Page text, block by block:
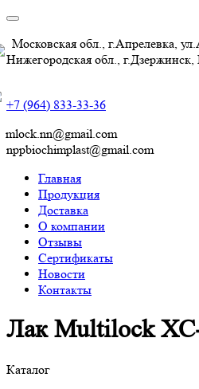
Московская обл., г.Апрелевка,
Нижегородская обл.,
+7 (964) 833-33-36
mlock.nn@gmail.com
nppbiochimplast@gmail.com
Главная
Продукция
Доставка
О компании
Отзывы
Сертификаты
Новости
Контакты
Лак Multilock
Каталог